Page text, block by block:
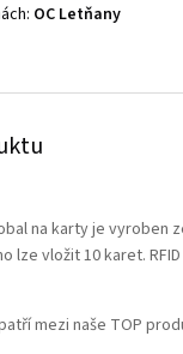
OC Letňany
Play
na karty je vyroben
lze vložit 10 karet.
mezi naše TOP